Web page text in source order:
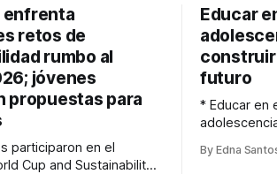
retos de
rumbo al
jóvenes
propuestas para
participaron en el
Cup and Sustainability,
Educar
construir
futuro
* Educar en
muestran
By Edna